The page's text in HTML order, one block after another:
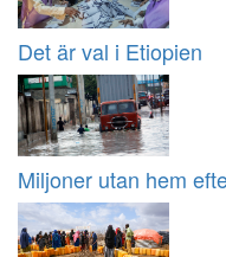
Det är val i Etiopien
Miljoner utan hem